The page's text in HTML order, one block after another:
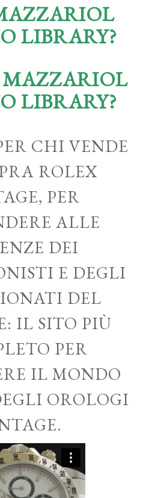
LIBRARY?
LIBRARY?
CHI VENDE
ROLEX
PER
ALLE
DEI
E DEGLI
DEL
IL SITO PIÙ
PER
IL MONDO
OROLOGI